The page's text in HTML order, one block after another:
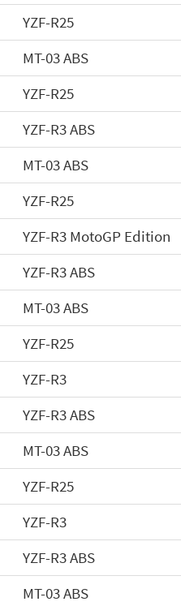
YZF-R25
MT-03 ABS
YZF-R25
YZF-R3 ABS
MT-03 ABS
YZF-R25
YZF-R3 MotoGP Edition
YZF-R3 ABS
MT-03 ABS
YZF-R25
YZF-R3
YZF-R3 ABS
MT-03 ABS
YZF-R25
YZF-R3
YZF-R3 ABS
MT-03 ABS